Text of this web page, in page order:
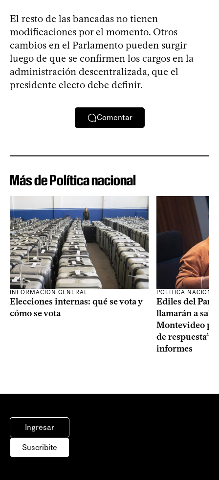
El resto de las bancadas no tienen
modificaciones por el momento. Otros
cambios en el Parlamento pueden surgir
luego de que se confirmen los cargos en la
administración descentralizada, que el
presidente electo debe definir.
Comentar
Más de Política nacional
INFORMACIÓN GENERAL
Elecciones internas: qué se vota y
cómo se vota
POLÍTICA
Ediles del
llamarán a sala
Montevideo
de respuesta”
informes
Ingresar
Suscribite